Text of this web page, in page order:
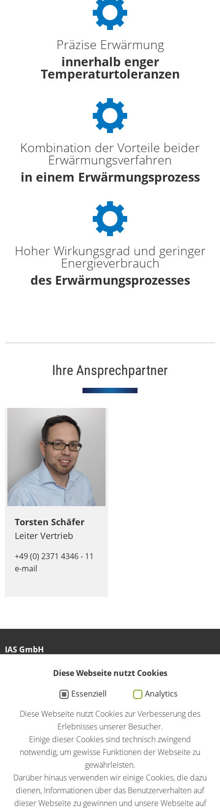
Präzise Erwärmung
innerhalb enger
Temperaturtoleranzen
Kombination der Vorteile beider
Erwärmungsverfahren
in einem Erwärmungsprozess
Hoher Wirkungsgrad und geringer
Energieverbrauch
des Erwärmungsprozesses
Ihre Ansprechpartner
Torsten Schäfer
Leiter Vertrieb
+49 (0) 2371 4346 - 11
e-mail
IAS GmbH
58640 Iserlohn
02371 / 4346-0
info@ias-induction.com
Allgemeine Einkaufsbedingungen
Verhaltenskodex
Diese Webseite nutzt Cookies
Essenziell
Analytics
Diese Webseite nutzt Cookies zur Verbesserung des
Erlebnisses unserer Besucher.
Einige dieser Cookies sind technisch zwingend
notwendig, um gewisse Funktionen der Webseite zu
gewährleisten.
Darüber hinaus verwenden wir einige Cookies, die dazu
dienen, Informationen über das Benutzerverhalten auf
dieser Webseite zu gewinnen und unsere Webseite auf